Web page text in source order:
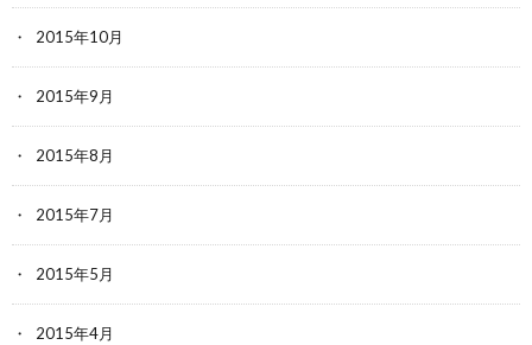
2015年10月
2015年9月
2015年8月
2015年7月
2015年5月
2015年4月